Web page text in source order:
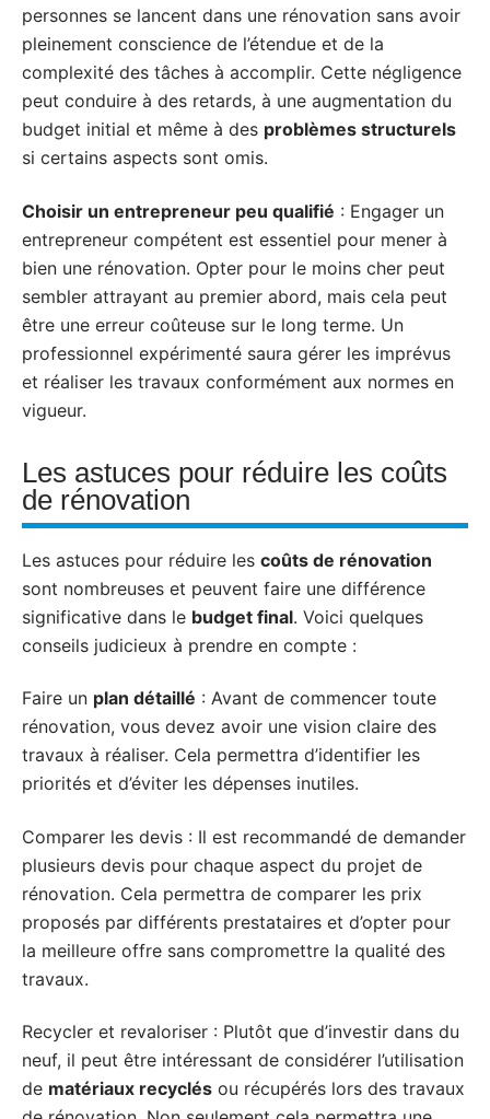
personnes se lancent dans une rénovation sans avoir
pleinement conscience de l’étendue et de la
complexité des tâches à accomplir. Cette négligence
peut conduire à des retards, à une augmentation du
budget initial et même à des problèmes structurels
si certains aspects sont omis.
Choisir un entrepreneur peu qualifié : Engager un
entrepreneur compétent est essentiel pour mener à
bien une rénovation. Opter pour le moins cher peut
sembler attrayant au premier abord, mais cela peut
être une erreur coûteuse sur le long terme. Un
professionnel expérimenté saura gérer les imprévus
et réaliser les travaux conformément aux normes en
vigueur.
Les astuces pour réduire les coûts
de rénovation
Les astuces pour réduire les coûts de rénovation
sont nombreuses et peuvent faire une différence
significative dans le budget final. Voici quelques
conseils judicieux à prendre en compte :
Faire un plan détaillé : Avant de commencer toute
rénovation, vous devez avoir une vision claire des
travaux à réaliser. Cela permettra d’identifier les
priorités et d’éviter les dépenses inutiles.
Comparer les devis : Il est recommandé de demander
plusieurs devis pour chaque aspect du projet de
rénovation. Cela permettra de comparer les prix
proposés par différents prestataires et d’opter pour
la meilleure offre sans compromettre la qualité des
travaux.
Recycler et revaloriser : Plutôt que d’investir dans du
neuf, il peut être intéressant de considérer l’utilisation
de matériaux recyclés ou récupérés lors des travaux